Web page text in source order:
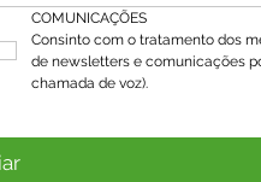
COMUNICAÇÕES
Consinto com o tratamento dos
de newsletters e comunicações
chamada de voz).